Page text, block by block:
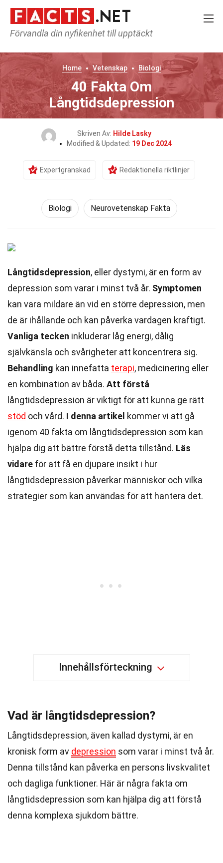
Förvandla din nyfikenhet till upptäckt
Home Vetenskap Biologi
40 Fakta Om
Långtidsdepression
Skriven Av: Hilde Lasky
Modified & Updated: 19 Dec 2024
Expertgranskad Redaktionella riktlinjer
Biologi Neurovetenskap Fakta
Långtidsdepression, eller dystymi, är en form av
depression som varar i minst två år. Symptomen
kan vara mildare än vid en större depression, men
de är ihållande och kan påverka vardagen kraftigt.
Vanliga tecken inkluderar låg energi, dålig
självkänsla och svårigheter att koncentrera sig.
Behandling kan innefatta terapi, medicinering eller
en kombination av båda. Att förstå
långtidsdepression är viktigt för att kunna ge rätt
stöd och vård. I denna artikel kommer vi att gå
igenom 40 fakta om långtidsdepression som kan
hjälpa dig att bättre förstå detta tillstånd. Läs
vidare för att få en djupare insikt i hur
långtidsdepression påverkar människor och vilka
strategier som kan användas för att hantera det.
Innehållsförteckning
Vad är långtidsdepression?
Långtidsdepression, även kallad dystymi, är en
kronisk form av depression som varar i minst två år.
Denna tillstånd kan påverka en persons livskvalitet
och dagliga funktioner. Här är några fakta om
långtidsdepression som kan hjälpa dig att förstå
denna komplexa sjukdom bättre.